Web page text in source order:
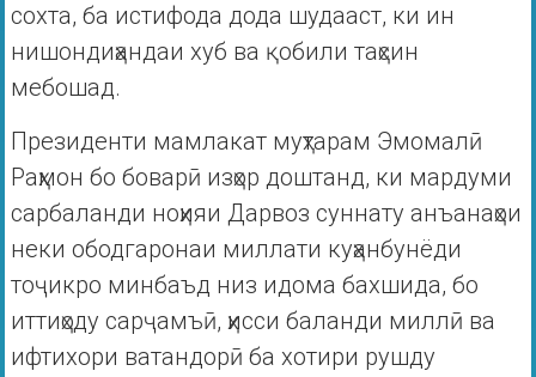
сохта, ба истифода дода шудааст, ки ин
нишондиҳандаи хуб ва қобили таҳсин
мебошад.
Президенти мамлакат муҳтарам Эмомалӣ
Раҳмон бо боварӣ изҳор доштанд, ки мардуми
сарбаланди ноҳияи Дарвоз суннату анъанаҳои
неки ободгаронаи миллати куҳанбунёди
тоҷикро минбаъд низ идома бахшида, бо
иттиҳоду сарҷамъӣ, ҳисси баланди миллӣ ва
ифтихори ватандорӣ ба хотири рушду